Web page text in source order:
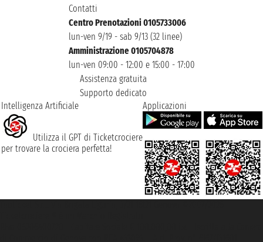
Contatti
Centro Prenotazioni 0105733006
lun-ven 9/19 - sab 9/13 (32 linee)
Amministrazione 0105704878
lun-ven 09:00 - 12:00 e 15:00 - 17:00
Assistenza gratuita
Supporto dedicato
Intelligenza Artificiale
Utilizza il GPT di Ticketcrociere
per trovare la crociera perfetta!
Applicazioni